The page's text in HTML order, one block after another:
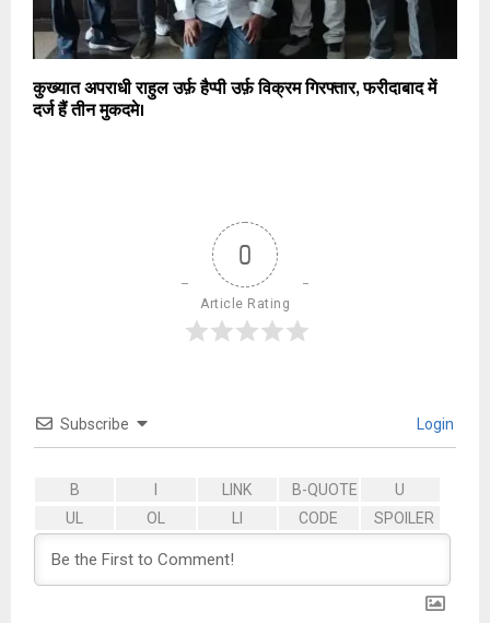
कुख्यात अपराधी राहुल उर्फ़ हैप्पी उर्फ़ विक्रम गिरफ्तार, फरीदाबाद में
दर्ज हैं तीन मुकदमे।
0
Article Rating
Subscribe Login